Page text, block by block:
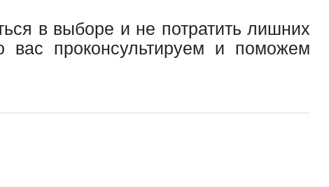
в выборе и не потратить лишних
проконсультируем и поможем